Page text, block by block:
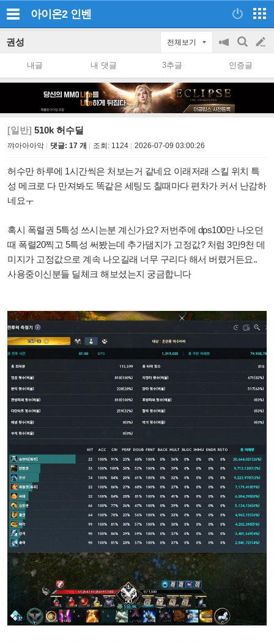
아이온2 인벤
권성 전체보기
공
on/off
검
색
글
쓰
내글 내 댓글 3추글 인증글
[일반] 510k 허수딜
꺄아아아악 댓글: 17 개 조회: 1124 2026-07-09 03:00:26
허수만 하루에 1시간씩은 처보는거 같네요 이래저래 스킬 위치 특
성 메크로 다 만져봐도 똑같은 세팅도 칠때마다 편차가 커서 난감하
네요ㅜ
혹시 폭렬권 5특성 쓰시는분 계신가요? 저번주에 dps100만 나오던
때 폭렬20찍고 5특성 써봤는데 추가댐지가 고정값? 처럼 3만9천 데
미지가 고정값으로 계속 나오길래 너무 구리다 해서 버렸거든요..
사용중이신분들 딜체크 해보셨는지 궁금합니다